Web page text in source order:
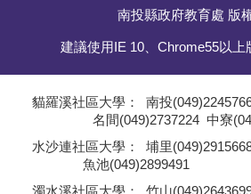
南投縣政府教育處 版
建議使用IE 10、Chrome55以上
貓羅溪社區大學： 南投
名間(049)2737224 中寮
水沙連社區大學： 埔里
魚池(049)2899491
濁水溪社區大學： 竹山